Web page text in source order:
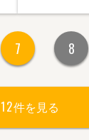
7 8
12件を見る